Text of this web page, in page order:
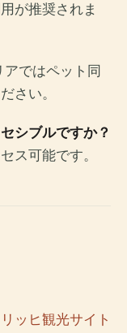
が推奨されま
アではペット同
さい。
シブルですか？
ス可能です。
ッヒ観光サイト